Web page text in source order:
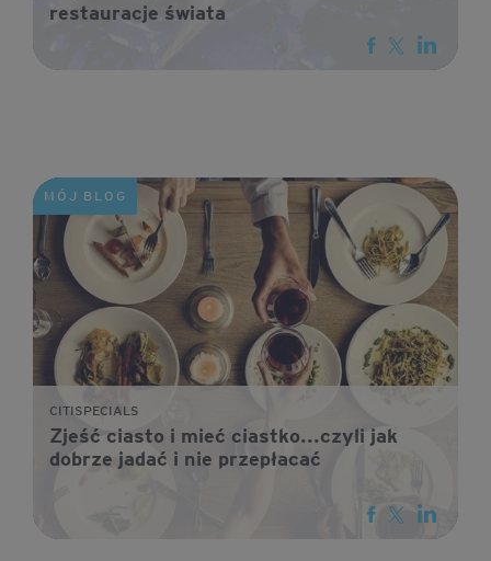
restauracje świata
MÓJ BLOG
CITISPECIALS
Zjeść ciasto i mieć ciastko...czyli jak
dobrze jadać i nie przepłacać